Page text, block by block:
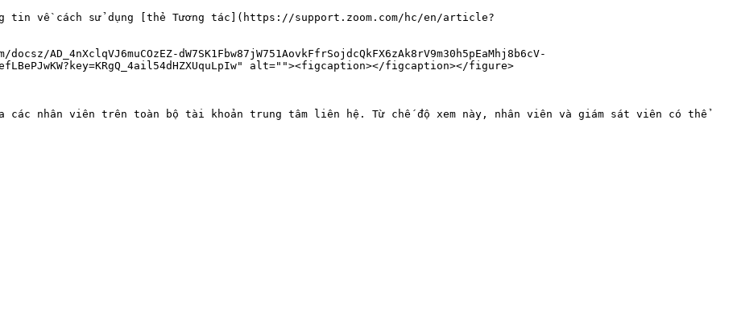
tin về cách sử dụng [thẻ Tương tác](https://support.zoom.com/hc/en/article?
dW7SK1Fbw87jW751AovkFfrSojdcQkFX6zAk8rV9m30h5pEaMhj8b6cV-
alt=""><figcaption></figcaption></figure>
các nhân viên trên toàn bộ tài khoản trung tâm liên hệ. Từ chế độ xem này, nhân viên và giám sát viên có thể